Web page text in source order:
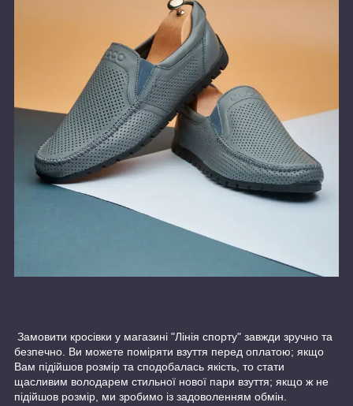
Замовити кросівки у магазині "Лінія спорту" завжди зручно та
безпечно. Ви можете поміряти взуття перед оплатою; якщо
Вам підійшов розмір та сподобалась якість, то стати
щасливим володарем стильної нової пари взуття; якщо ж не
підійшов розмір, ми зробимо із задоволенням обмін.